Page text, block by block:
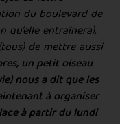
du boulevard de
entraînera),
de mettre aussi
un petit oiseau
nous a dit que les
à organiser
à partir du lundi